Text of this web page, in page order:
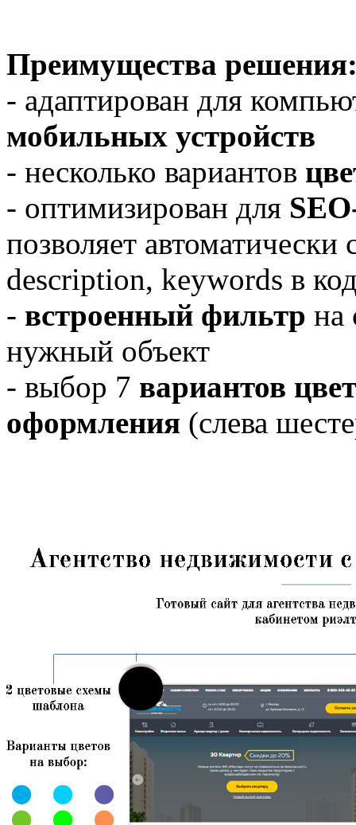
Преимущества
- адаптирован для
мобильных устройств
- несколько вариантов
- оптимизирован для
позволяет
description, keywords в
- встроенный фильтр на
нужный объект
- выбор 7 вариантов
оформления (слева